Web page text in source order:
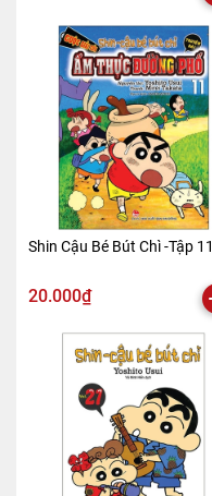
Shin Cậu Bé Bút Chì -Tập 11
20.000₫